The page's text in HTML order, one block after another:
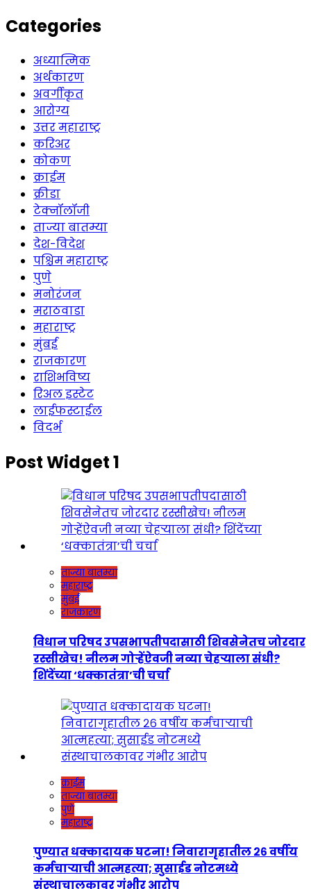
Categories
अध्यात्मिक
अर्थकारण
अवर्गीकृत
आरोग्य
उत्तर महाराष्ट्र
करिअर
कोकण
क्राईम
क्रीडा
टेक्नॉलॉजी
ताज्या बातम्या
देश-विदेश
पश्चिम महाराष्ट्र
पुणे
मनोरंजन
मराठवाडा
महाराष्ट्र
मुंबई
राजकारण
राशिभविष्य
रिअल इस्टेट
लाईफस्टाईल
विदर्भ
Post Widget 1
ताज्या बातम्या
महाराष्ट्र
मुंबई
राजकारण
विधान परिषद उपसभापतीपदासाठी शिवसेनेतच जोरदार
रस्सीखेच! नीलम गोऱ्हेंऐवजी नव्या चेहऱ्याला संधी?
शिंदेंच्या ‘धक्कातंत्रा’ची चर्चा
क्राईम
ताज्या बातम्या
पुणे
महाराष्ट्र
पुण्यात धक्कादायक घटना! निवारागृहातील २६ वर्षीय
कर्मचाऱ्याची आत्महत्या; सुसाईड नोटमध्ये
संस्थाचालकावर गंभीर आरोप